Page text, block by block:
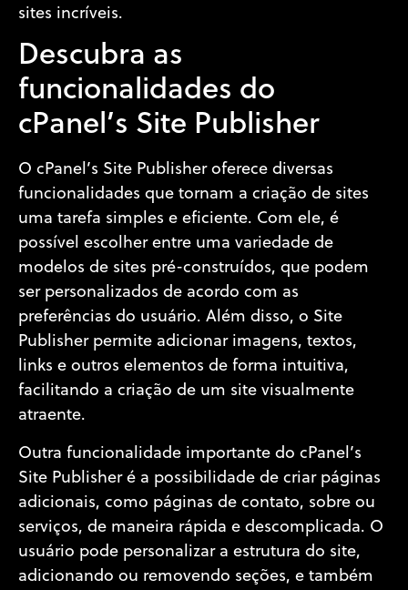
sites incríveis.
Descubra as
funcionalidades do
cPanel’s Site Publisher
O cPanel’s Site Publisher oferece diversas
funcionalidades que tornam a criação de sites
uma tarefa simples e eficiente. Com ele, é
possível escolher entre uma variedade de
modelos de sites pré-construídos, que podem
ser personalizados de acordo com as
preferências do usuário. Além disso, o Site
Publisher permite adicionar imagens, textos,
links e outros elementos de forma intuitiva,
facilitando a criação de um site visualmente
atraente.
Outra funcionalidade importante do cPanel’s
Site Publisher é a possibilidade de criar páginas
adicionais, como páginas de contato, sobre ou
serviços, de maneira rápida e descomplicada. O
usuário pode personalizar a estrutura do site,
adicionando ou removendo seções, e também